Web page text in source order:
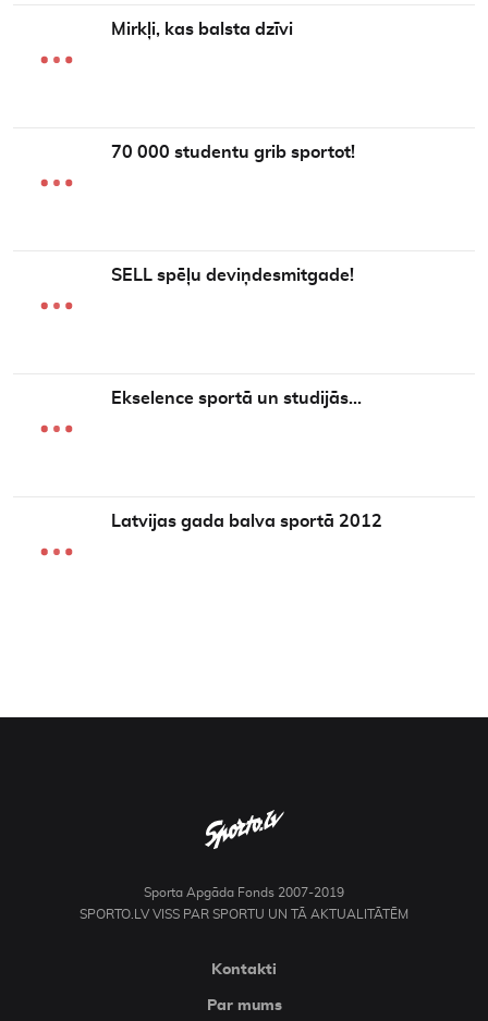
Mirkļi, kas balsta dzīvi
70 000 studentu grib sportot!
SELL spēļu deviņdesmitgade!
Ekselence sportā un studijās…
Latvijas gada balva sportā 2012
Sporta Apgāda Fonds 2007-2019
SPORTO.LV VISS PAR SPORTU UN TĀ AKTUALITĀTĒM
Kontakti
Par mums